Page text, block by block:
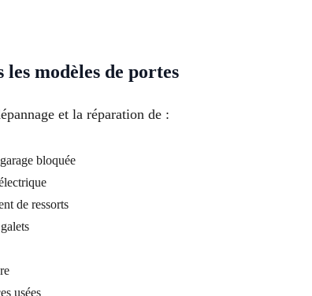
modèles de portes
et la réparation de :
bloquée
de ressorts
usées